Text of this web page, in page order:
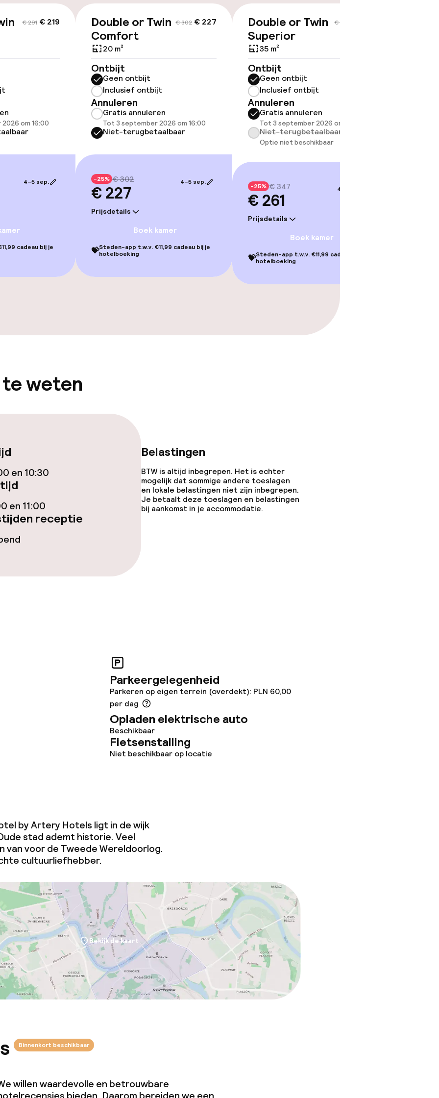
€ 291 € 219
om 16:00
4–5 sep.
cadeau bij je
€ 302 € 227
Double or Twin
Comfort
20 m²
Ontbijt
Geen ontbijt
Inclusief ontbijt
Annuleren
Gratis annuleren
Tot 3 september 2026 om 16:00
Niet-terugbetaalbaar
-25% € 302
€ 227
Prijsdetails
4–5 sep.
Boek kamer
💝Steden-app t.w.v. €11,99 cadeau bij je
hotelboeking
€ 347
Double or Twin
Superior
35 m²
Ontbijt
Geen ontbijt
Inclusief ontbijt
Annuleren
Gratis annuleren
Tot 3 september 2026 om 16:00
Niet-terugbetaalbaar
Optie niet beschikbaar
-25% € 347
€ 261
Prijsdetails
4–5 sep.
Boek kamer
💝Steden-app t.w.v. €11,99 cadeau bij je
hotelboeking
te weten
en 10:30
en 11:00
receptie
Belastingen
BTW is altijd inbegrepen. Het is echter
mogelijk dat sommige andere toeslagen
en lokale belastingen niet zijn inbegrepen.
Je betaalt deze toeslagen en belastingen
bij aankomst in je accommodatie.
Parkeergelegenheid
Parkeren op eigen terrein (overdekt): PLN 60,00
per dag
Opladen elektrische auto
Beschikbaar
Fietsenstalling
Niet beschikbaar op locatie
by Artery Hotels ligt in de wijk
stad ademt historie. Veel
van voor de Tweede Wereldoorlog.
cultuurliefhebber.
Bekijk de kaart
Binnenkort beschikbaar
willen waardevolle en betrouwbare